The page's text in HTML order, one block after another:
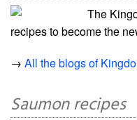
The
recipes to become the
→ All the blogs of
Saumon recipes